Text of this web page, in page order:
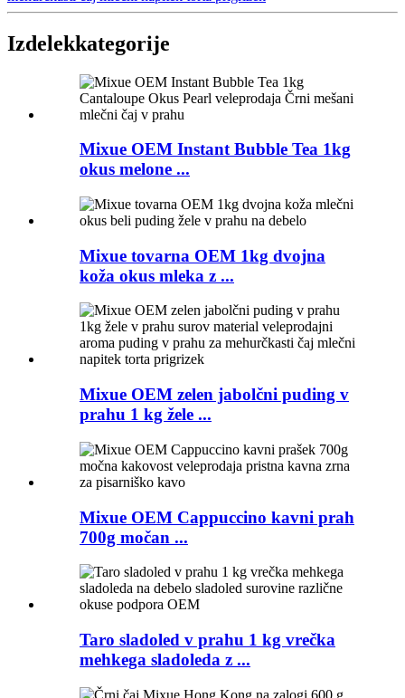
Izdelekkategorije
Mixue OEM Instant Bubble Tea 1kg
okus melone ...
Mixue tovarna OEM 1kg dvojna
koža okus mleka z ...
Mixue OEM zelen jabolčni puding v
prahu 1 kg žele ...
Mixue OEM Cappuccino kavni prah
700g močan ...
Taro sladoled v prahu 1 kg vrečka
mehkega sladoleda z ...